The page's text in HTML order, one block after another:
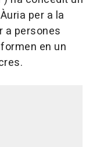
per a la
a persones
en un